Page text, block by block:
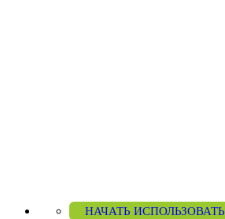
НАЧАТЬ ИСПОЛЬЗОВАТЬ